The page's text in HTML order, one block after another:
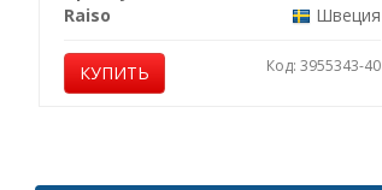
Raiso
Швеция
КУПИТЬ Код: 3955343-40